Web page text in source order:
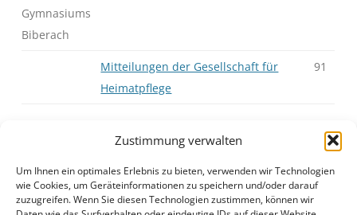
Zustimmung verwalten
Um Ihnen ein optimales Erlebnis zu bieten, verwenden wir Technologien
wie Cookies, um Geräteinformationen zu speichern und/oder darauf
zuzugreifen. Wenn Sie diesen Technologien zustimmen, können wir
Gymnasiums
Biberach
Mitteilungen der Gesellschaft für
Heimatpflege
91
J25H2S01.pdf Anzeigen|Download